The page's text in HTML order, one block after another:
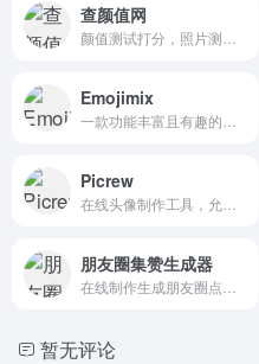
查颜值网
Emojimix
Picrew
朋友圈集赞生成器
暂无评论